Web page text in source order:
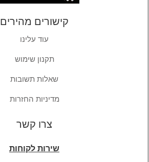
קישורים מהירים
עוד עלינו
תקנון שימוש
שאלות תשובות
מדיניות החזרות
צרו קשר
שירות לקוחות